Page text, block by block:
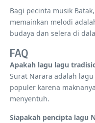
Bagi pecinta musik
memainkan melodi
budaya dan selera di
FAQ
Apakah lagu lagu
Surat Narara adalah
populer karena
menyentuh.
Siapakah pencipta lagu